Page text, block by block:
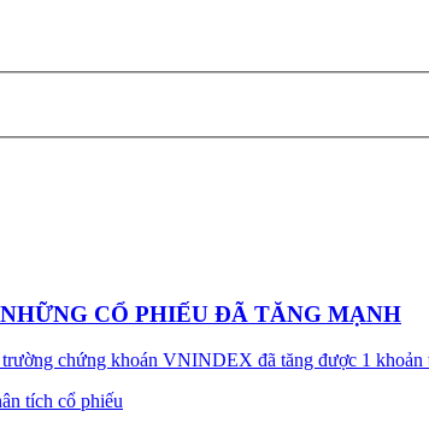
CỔ PHIẾU ĐÃ TĂNG MẠNH
chứng khoán VNINDEX đã tăng được 1 khoản
tích cổ phiếu